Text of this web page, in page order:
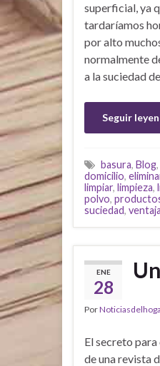
superficial, ya
tardaríamos
por alto
normalmente
a la suciedad
Seguir
basura, Blog,
domicilio,
limpiar, limpieza,
polvo,
suciedad,
ENE
28
Por
El secreto
de una revista